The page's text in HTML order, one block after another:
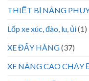
THIẾT BỊ NÂNG
Lốp xe xúc, đào, lu, ủi(1)
XE ĐẨY HÀNG(37)
XE NÂNG CAO CHẠY